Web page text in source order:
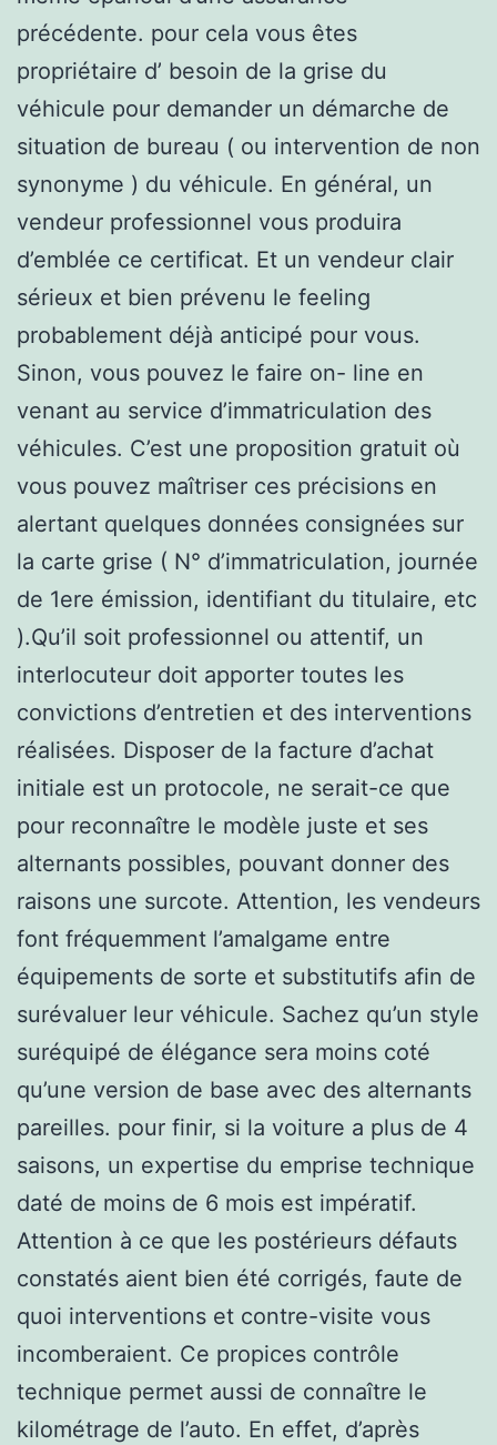
précédente. pour cela vous êtes
propriétaire d’ besoin de la grise du
véhicule pour demander un démarche de
situation de bureau ( ou intervention de non
synonyme ) du véhicule. En général, un
vendeur professionnel vous produira
d’emblée ce certificat. Et un vendeur clair
sérieux et bien prévenu le feeling
probablement déjà anticipé pour vous.
Sinon, vous pouvez le faire on- line en
venant au service d’immatriculation des
véhicules. C’est une proposition gratuit où
vous pouvez maîtriser ces précisions en
alertant quelques données consignées sur
la carte grise ( N° d’immatriculation, journée
de 1ere émission, identifiant du titulaire, etc
).Qu’il soit professionnel ou attentif, un
interlocuteur doit apporter toutes les
convictions d’entretien et des interventions
réalisées. Disposer de la facture d’achat
initiale est un protocole, ne serait-ce que
pour reconnaître le modèle juste et ses
alternants possibles, pouvant donner des
raisons une surcote. Attention, les vendeurs
font fréquemment l’amalgame entre
équipements de sorte et substitutifs afin de
surévaluer leur véhicule. Sachez qu’un style
suréquipé de élégance sera moins coté
qu’une version de base avec des alternants
pareilles. pour finir, si la voiture a plus de 4
saisons, un expertise du emprise technique
daté de moins de 6 mois est impératif.
Attention à ce que les postérieurs défauts
constatés aient bien été corrigés, faute de
quoi interventions et contre-visite vous
incomberaient. Ce propices contrôle
technique permet aussi de connaître le
kilométrage de l’auto. En effet, d’après